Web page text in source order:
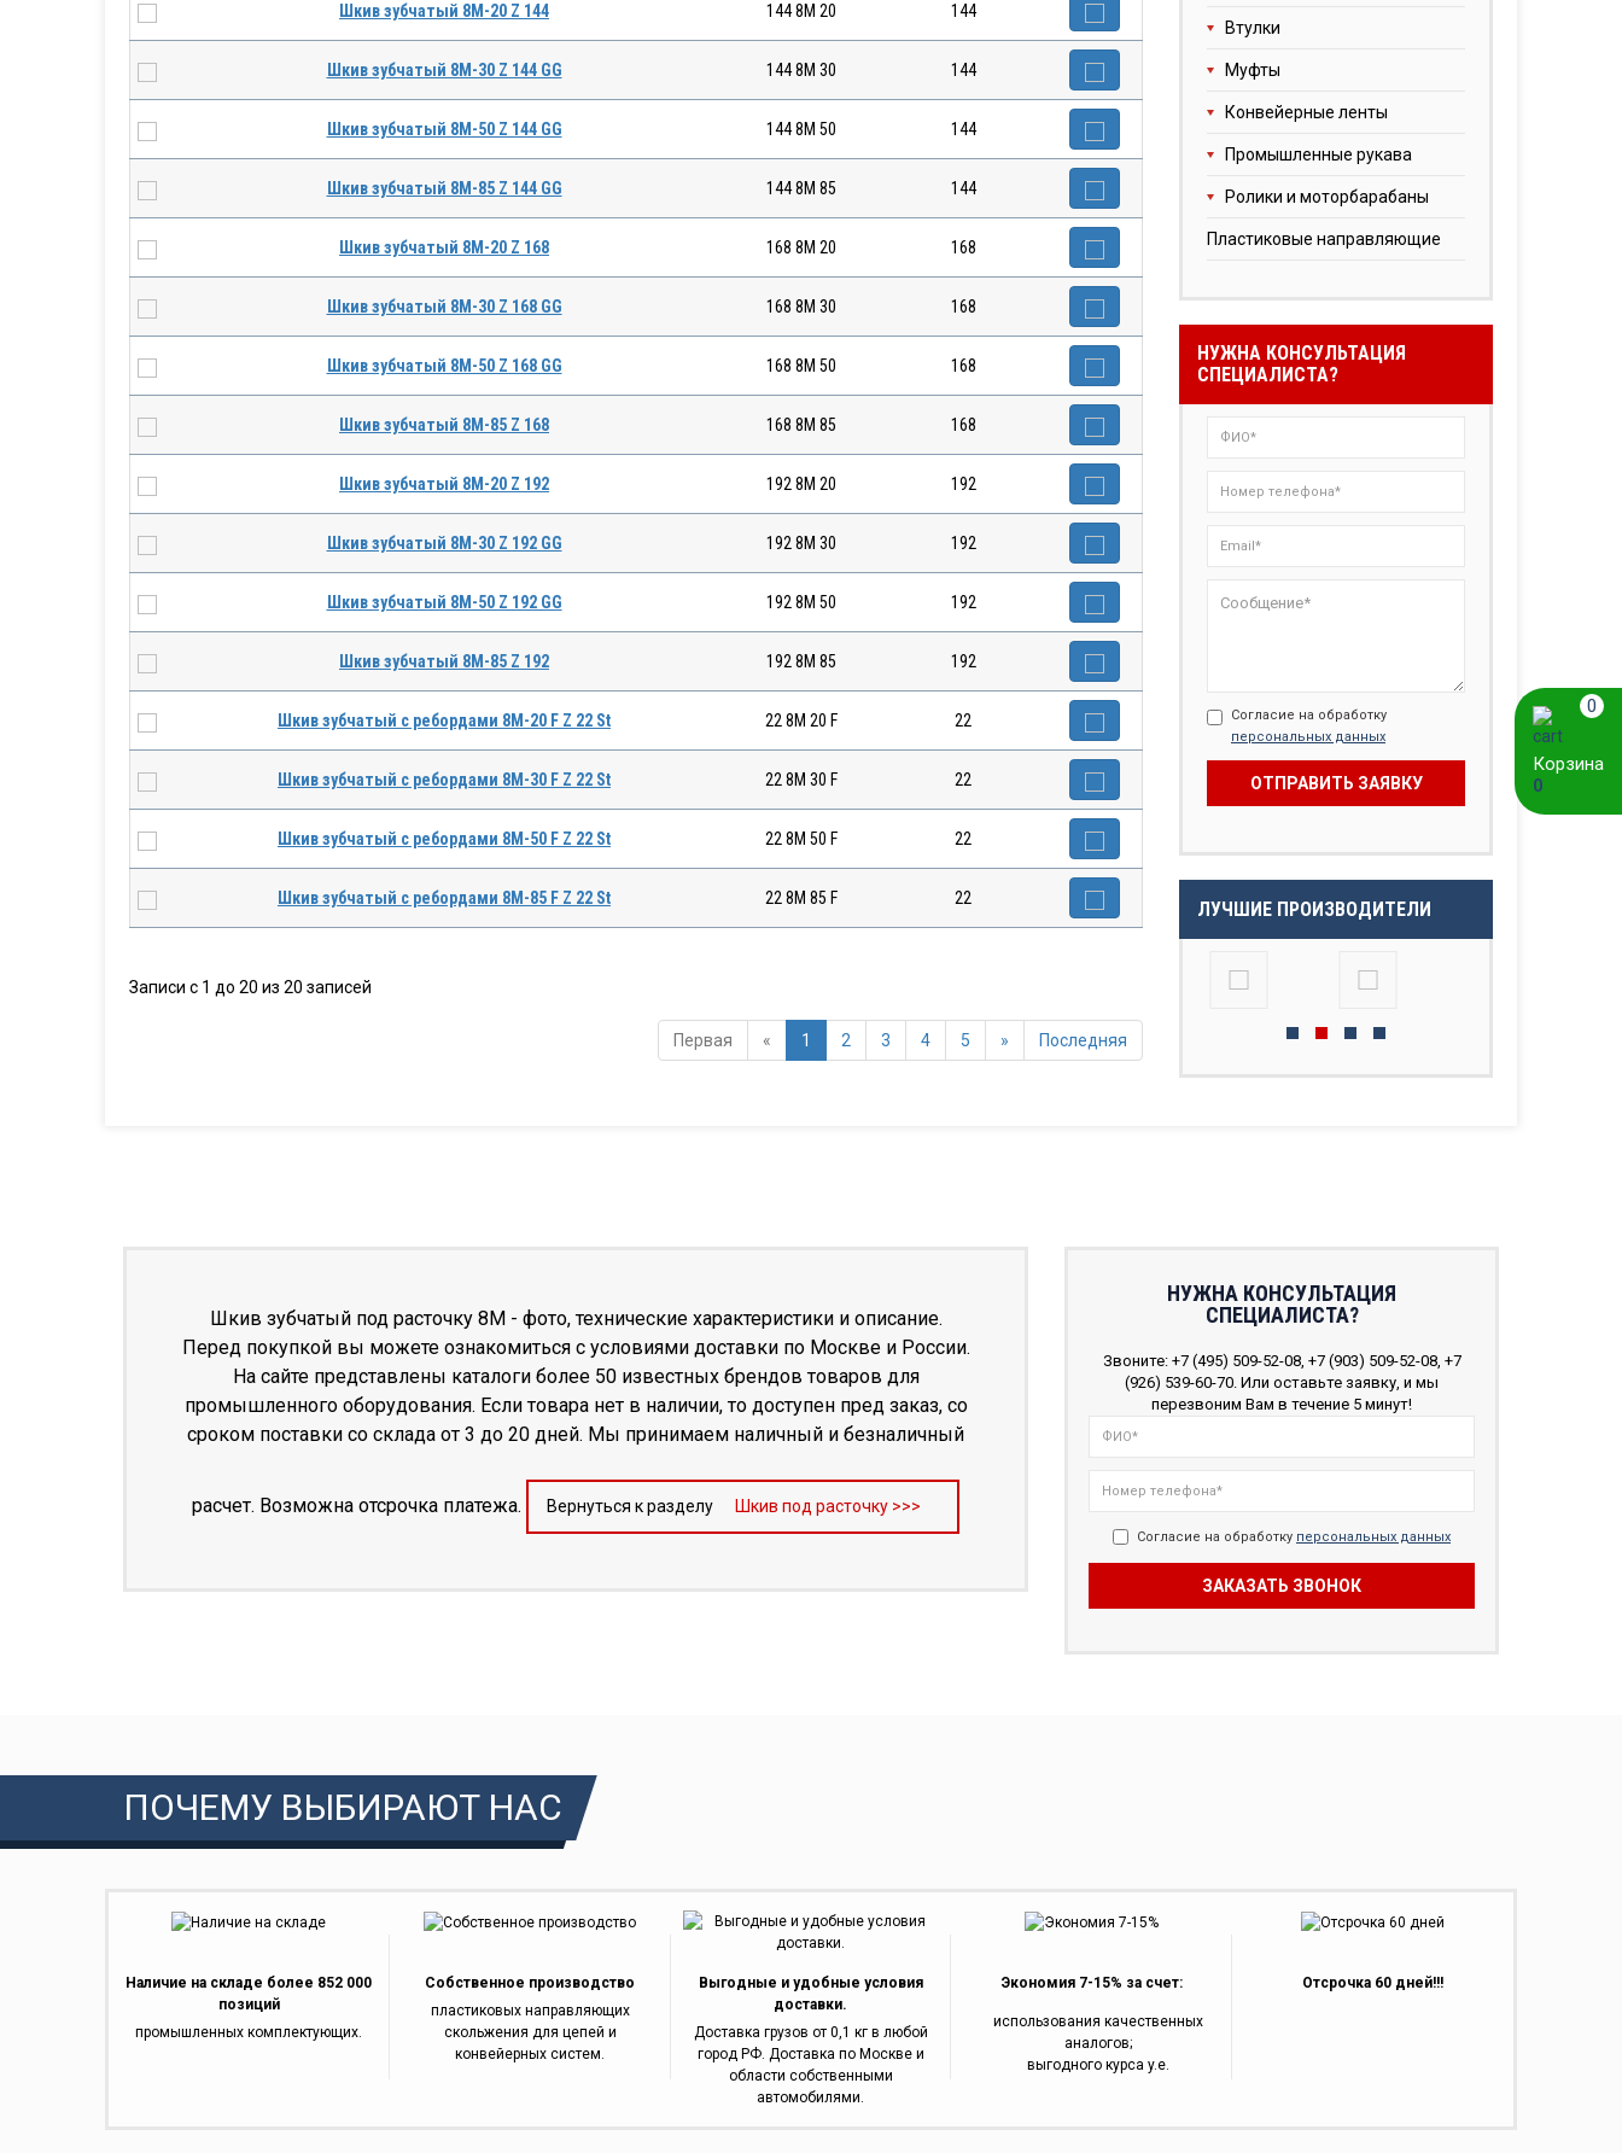
Шкив зубчатый 8M-20 Z 144 144 8M 20 144
Шкив зубчатый 8M-30 Z 144 GG 144 8M 30 144
Шкив зубчатый 8M-50 Z 144 GG 144 8M 50 144
Шкив зубчатый 8M-85 Z 144 GG 144 8M 85 144
Шкив зубчатый 8M-20 Z 168 168 8M 20 168
Шкив зубчатый 8M-30 Z 168 GG 168 8M 30 168
Шкив зубчатый 8M-50 Z 168 GG 168 8M 50 168
Шкив зубчатый 8M-85 Z 168 168 8M 85 168
Шкив зубчатый 8M-20 Z 192 192 8M 20 192
Шкив зубчатый 8M-30 Z 192 GG 192 8M 30 192
Шкив зубчатый 8M-50 Z 192 GG 192 8M 50 192
Шкив зубчатый 8M-85 Z 192 192 8M 85 192
Шкив зубчатый с ребордами 8M-20 F Z 22 St 22 8M 20 F 22
Шкив зубчатый с ребордами 8M-30 F Z 22 St 22 8M 30 F 22
Шкив зубчатый с ребордами 8M-50 F Z 22 St 22 8M 50 F 22
Шкив зубчатый с ребордами 8M-85 F Z 22 St 22 8M 85 F 22
Записи с 1 до 20 из 20 записей
Первая « 1 2 3 4 5 » Последняя
Втулки
Муфты
Конвейерные ленты
Промышленные рукава
Ролики и моторбарабаны
Пластиковые направляющие
НУЖНА КОНСУЛЬТАЦИЯ
СПЕЦИАЛИСТА?
Согласие на обработку
персональных данных
ЛУЧШИЕ ПРОИЗВОДИТЕЛИ
Шкив зубчатый под расточку 8M - фото, технические характеристики и описание.
Перед покупкой вы можете ознакомиться с условиями доставки по Москве и России.
На сайте представлены каталоги более 50 известных брендов товаров для
промышленного оборудования. Если товара нет в наличии, то доступен пред заказ, со
сроком поставки со склада от 3 до 20 дней. Мы принимаем наличный и безналичный
расчет. Возможна отсрочка платежа. Вернуться к разделу Шкив под расточку >>>
НУЖНА КОНСУЛЬТАЦИЯ
СПЕЦИАЛИСТА?
Звоните: +7 (495) 509-52-08, +7 (903) 509-52-08, +7
(926) 539-60-70. Или оставьте заявку, и мы
перезвоним Вам в течение 5 минут!
Согласие на обработку персональных данных
ПОЧЕМУ ВЫБИРАЮТ НАС
Наличие на складе более 852 000
позиций
промышленных комплектующих.
Собственное производство
пластиковых направляющих
скольжения для цепей и
конвейерных систем.
Выгодные и удобные условия
доставки.
Доставка грузов от 0,1 кг в любой
город РФ. Доставка по Москве и
области собственными
автомобилями.
Экономия 7-15% за счет:
использования качественных
аналогов;
выгодного курса y.e.
Отсрочка 60 дней!!!
Корзина
0
0